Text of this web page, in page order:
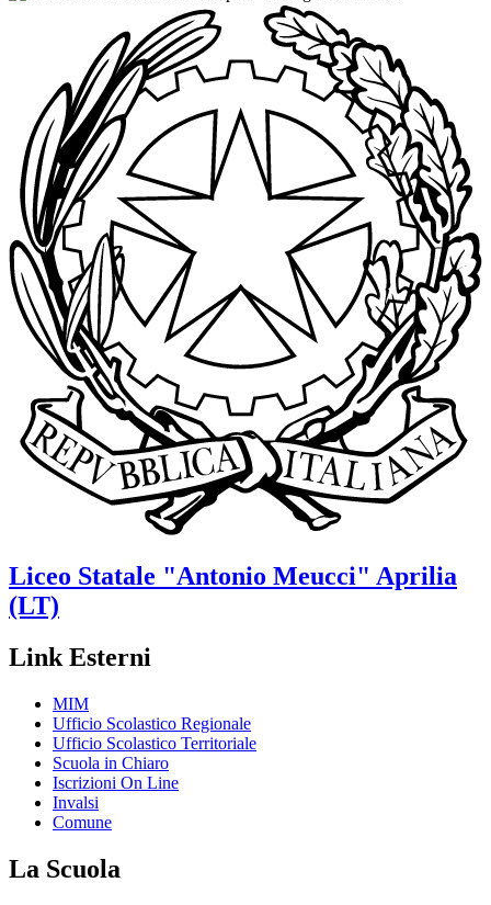
Liceo Statale "Antonio Meucci" Aprilia
(LT)
Link Esterni
MIM
Ufficio Scolastico Regionale
Ufficio Scolastico Territoriale
Scuola in Chiaro
Iscrizioni On Line
Invalsi
Comune
La Scuola